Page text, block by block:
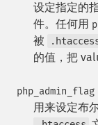
设定指定的
件。任何用
被
的值，把
php_admin_flag
用来设定布